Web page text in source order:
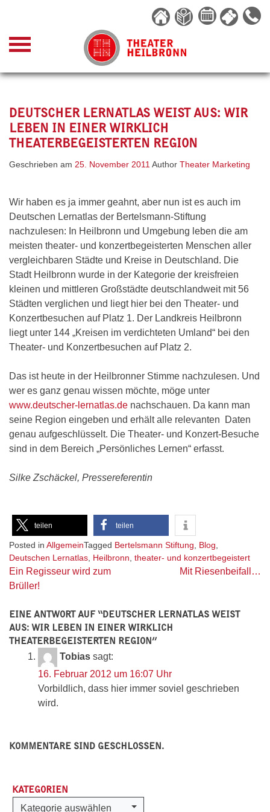
content
DEUTSCHER LERNATLAS WEIST AUS: WIR
LEBEN IN EINER WIRKLICH
THEATERBEGEISTERTEN REGION
Geschrieben am 25. November 2011 Author Theater Marketing
Wir haben es ja immer geahnt, aber nun ist es auch im
Deutschen Lernatlas der Bertelsmann-Stiftung
nachzulesen: In Heilbronn und Umgebung leben die am
meisten theater- und konzertbegeisterten Menschen aller
vergleichbaren Städte und Kreise in Deutschland. Die
Stadt Heilbronn wurde in der Kategorie der kreisfreien
kleinen und mittleren Großstädte deutschlandweit mit 56
Städten verglichen und liegt hier bei den Theater- und
Konzertbesuchen auf Platz 1. Der Landkreis Heilbronn
liegt unter 144 „Kreisen im verdichteten Umland“ bei den
Theater- und Konzertbesuchen auf Platz 2.
Das ist heute in der Heilbronner Stimme nachzulesen. Und
wer es ganz genau wissen möchte, möge unter
www.deutscher-lernatlas.de nachschauen. Da kann man
seine Region eingeben und erhält alle relevanten Daten
genau aufgeschlüsselt. Die Theater- und Konzert-Besuche
sind in dem Bereich „Persönliches Lernen“ erfasst.
Silke Zschäckel, Pressereferentin
teilen teilen
Posted in AllgemeinTagged Bertelsmann Stiftung Blog
Deutschen Lernatlas Heilbronn theater- und konzertbegeistert
Beitragsnavigation
Ein Regisseur wird zum
Brüller!
Mit Riesenbeifall…
EINE ANTWORT AUF “DEUTSCHER LERNATLAS WEIST
AUS: WIR LEBEN IN EINER WIRKLICH
THEATERBEGEISTERTEN REGION”
Tobias sagt:
16. Februar 2012 um 16:07 Uhr
Vorbildlich, dass hier immer soviel geschrieben
wird.
KOMMENTARE SIND GESCHLOSSEN.
KATEGORIEN
Kategorien
Kategorie auswählen